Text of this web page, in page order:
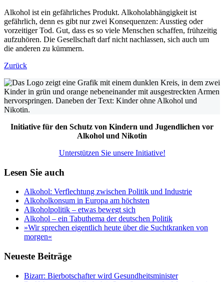
Alkohol ist ein gefährliches Produkt. Alkoholabhängigkeit ist
gefährlich, denn es gibt nur zwei Konsequenzen: Ausstieg oder
vorzeitiger Tod. Gut, dass es so viele Menschen schaffen, frühzeitig
aufzuhören. Die Gesellschaft darf nicht nachlassen, sich auch um
die anderen zu kümmern.
Zurück
Initiative für den Schutz von Kindern und Jugendlichen vor
Alkohol und Nikotin
Unterstützen Sie unsere Initiative!
Lesen Sie auch
Alkohol: Verflechtung zwischen Politik und Industrie
Alkoholkonsum in Europa am höchsten
Alkoholpolitik – etwas bewegt sich
Alkohol – ein Tabuthema der deutschen Politik
»Wir sprechen eigentlich heute über die Suchtkranken von
morgen«
Neueste Beiträge
Bizarr: Bierbotschafter wird Gesundheitsminister